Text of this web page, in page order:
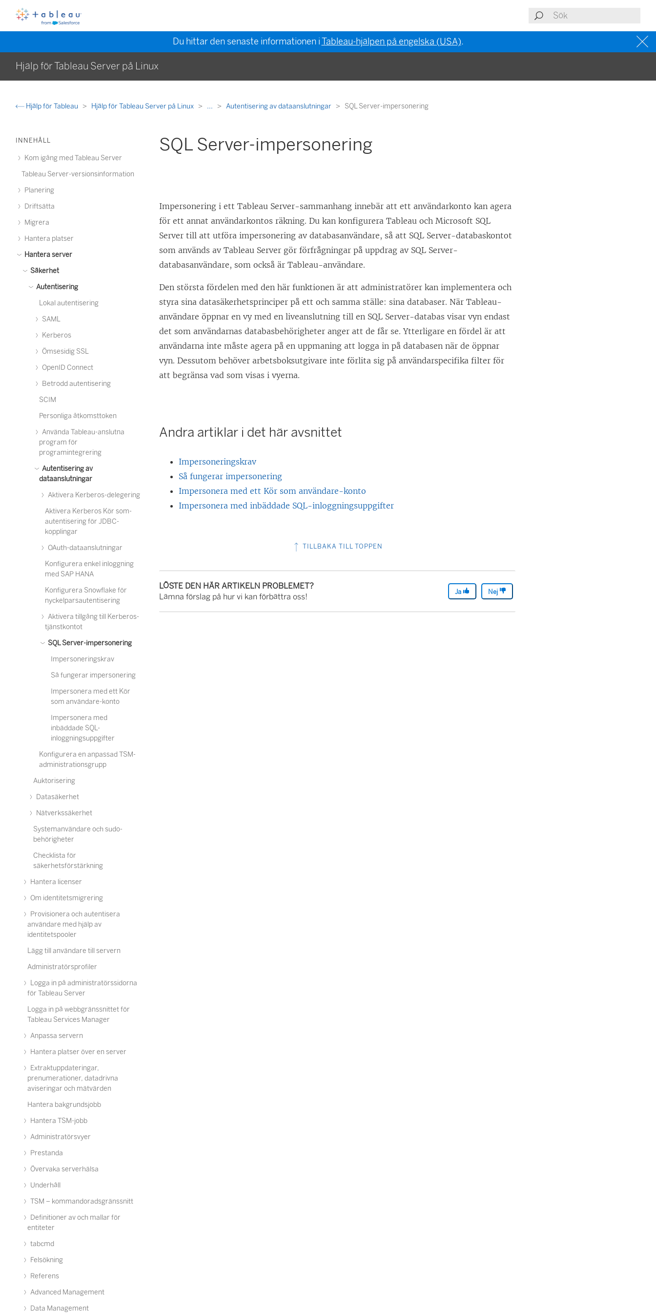
Du hittar den senaste informationen iTableau-hjälpen på engelska (USA).
Hjälp för Tableau Server på Linux
Hjälp för Tableau Hjälp för Tableau Server på Linux ... Autentisering av dataanslutningar SQL Server-impersonering
INNEHÅLL
Kom igång med Tableau Server
Tableau Server-versionsinformation
Planering
Driftsätta
Migrera
Hantera platser
Hantera server
Säkerhet
Autentisering
Lokal autentisering
SAML
Kerberos
Ömsesidig SSL
OpenID Connect
Betrodd autentisering
SCIM
Personliga åtkomsttoken
Använda Tableau-anslutna
program för
programintegrering
Autentisering av
dataanslutningar
Aktivera Kerberos-delegering
Aktivera Kerberos Kör som-
autentisering för JDBC-
kopplingar
OAuth-dataanslutningar
Konfigurera enkel inloggning
med SAP HANA
Konfigurera Snowflake för
nyckelparsautentisering
Aktivera tillgång till Kerberos-
tjänstkontot
SQL Server-impersonering
Impersoneringskrav
Så fungerar impersonering
Impersonera med ett Kör
som användare-konto
Impersonera med
inbäddade SQL-
inloggningsuppgifter
Konfigurera en anpassad TSM-
administrationsgrupp
Auktorisering
Datasäkerhet
Nätverkssäkerhet
Systemanvändare och sudo-
behörigheter
Checklista för
säkerhetsförstärkning
Hantera licenser
Om identitetsmigrering
Provisionera och autentisera
användare med hjälp av
identitetspooler
Lägg till användare till servern
Administratörsprofiler
Logga in på administratörssidorna
för Tableau Server
Logga in på webbgränssnittet för
Tableau Services Manager
Anpassa servern
Hantera platser över en server
Extraktuppdateringar,
prenumerationer, datadrivna
aviseringar och mätvärden
Hantera bakgrundsjobb
Hantera TSM-jobb
Administratörsvyer
Prestanda
Övervaka serverhälsa
Underhåll
TSM – kommandoradsgränssnitt
Definitioner av och mallar för
entiteter
tabcmd
Felsökning
Referens
Advanced Management
Data Management
SQL Server-impersonering
Impersonering i ett Tableau Server-sammanhang innebär att ett användarkonto kan agera
för ett annat användarkontos räkning. Du kan konfigurera Tableau och Microsoft SQL
Server till att utföra impersonering av databasanvändare, så att SQL Server-databaskontot
som används av Tableau Server gör förfrågningar på uppdrag av SQL Server-
databasanvändare, som också är Tableau-användare.
Den största fördelen med den här funktionen är att administratörer kan implementera och
styra sina datasäkerhetsprinciper på ett och samma ställe: sina databaser. När Tableau-
användare öppnar en vy med en liveanslutning till en SQL Server-databas visar vyn endast
det som användarnas databasbehörigheter anger att de får se. Ytterligare en fördel är att
användarna inte måste agera på en uppmaning att logga in på databasen när de öppnar
vyn. Dessutom behöver arbetsboksutgivare inte förlita sig på användarspecifika filter för
att begränsa vad som visas i vyerna.
Andra artiklar i det här avsnittet
Impersoneringskrav
Så fungerar impersonering
Impersonera med ett Kör som användare-konto
Impersonera med inbäddade SQL-inloggningsuppgifter
TILLBAKA TILL TOPPEN
LÖSTE DEN HÄR ARTIKELN PROBLEMET?
Lämna förslag på hur vi kan förbättra oss!
Ja Nej